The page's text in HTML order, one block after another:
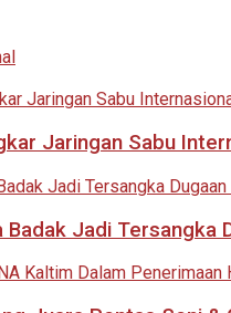
Jaringan Sabu
Badak Jadi Tersangka